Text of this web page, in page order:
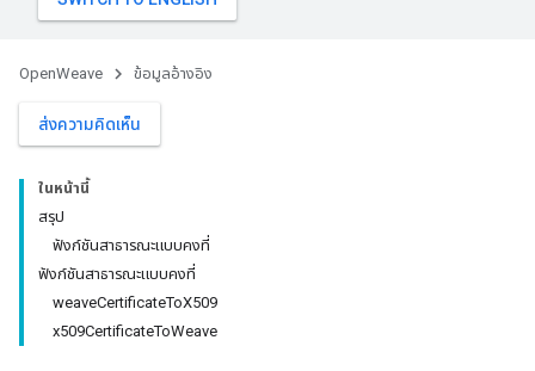
OpenWeave ข้อมูลอ้างอิง
ส่งความคิดเห็น
ในหน้านี้
สรุป
ฟังก์ชันสาธารณะแบบคงที่
ฟังก์ชันสาธารณะแบบคงที่
weaveCertificateToX509
x509CertificateToWeave